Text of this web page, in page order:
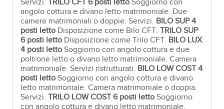
Servizi.TRILO CFT 6 posti letto Soggiorno con
angolo cottura e divano letto matrimoniale. Due
camere matrimoniali o doppie. Servizi. BILO SUP 4
posti letto Disposizione come Bilo CFT.TRILO SUP
6 posti letto Disposizione come Trilo CFT. BILO LUX
4 posti letto Soggiorno con angolo cottura e due
poltrone letto o divano letto matrimoniale. Camera
matrimoniale. Servizi ristrutturati. BILO LOW COST 4
posti letto Soggiorno con angolo cottura e divano
letto matrimoniale. Camera matrimoniale o doppia.
Servizi.TRILO LOW COST 6 posti letto Soggiorno
con angolo cottura e divano letto matrimoniale.